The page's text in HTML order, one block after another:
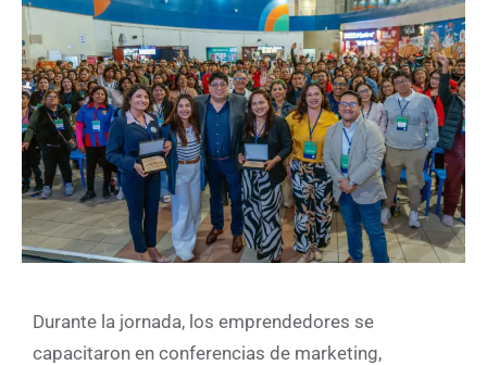
Durante la jornada, los emprendedores se
capacitaron en conferencias de marketing,